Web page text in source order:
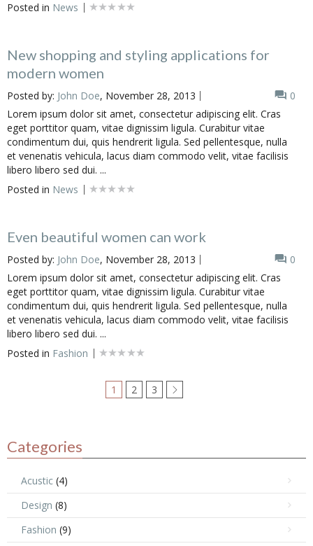
Posted in News
New shopping and styling applications for
modern women
Posted by: John Doe, November 28, 2013
0
Lorem ipsum dolor sit amet, consectetur adipiscing elit. Cras
eget porttitor quam, vitae dignissim ligula. Curabitur vitae
condimentum dui, quis hendrerit ligula. Sed pellentesque, nulla
et venenatis vehicula, lacus diam commodo velit, vitae facilisis
libero libero sed dui. ...
Posted in News
Even beautiful women can work
Posted by: John Doe, November 28, 2013
0
Lorem ipsum dolor sit amet, consectetur adipiscing elit. Cras
eget porttitor quam, vitae dignissim ligula. Curabitur vitae
condimentum dui, quis hendrerit ligula. Sed pellentesque, nulla
et venenatis vehicula, lacus diam commodo velit, vitae facilisis
libero libero sed dui. ...
Posted in Fashion
1 2 3
Categories
Acustic (4)
Design (8)
Fashion (9)